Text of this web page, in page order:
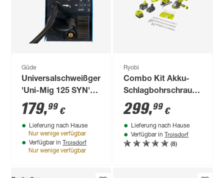
Güde
Universalschweißgerät
'Uni-Mig 125 SYN'
230 V 20-120 A
179,99 €
Lieferung nach Hause
Nur wenige verfügbar
Verfügbar in Troisdorf
Nur wenige verfügbar
Ryobi
Combo Kit Akku-
Schlagbohrschrauber,
Winkelschleifer,
Stichsäge, Delta-
Vibrationsschleifer
'R18CK4F-252S' mit
299,99 €
Lieferung nach Hause
Verfügbar in Troisdorf
(8)